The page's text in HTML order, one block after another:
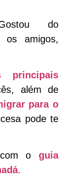
do
os amigos,
além de
para o
pode te
o
guia
.